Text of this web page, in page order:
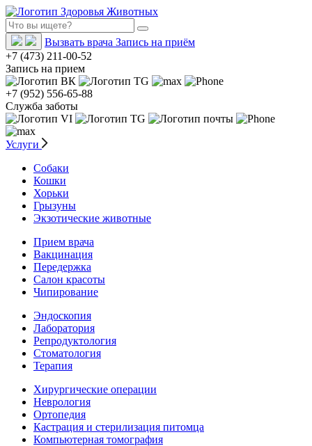
Вызвать врача Запись на приём
+7 (473) 211-00-52
Запись на прием
+7 (952) 556-65-88
Служба заботы
Услуги
Собаки
Кошки
Хорьки
Грызуны
Экзотические животные
Прием врача
Вакцинация
Передержка
Салон красоты
Чипирование
Эндоскопия
Лаборатория
Репродуктология
Стоматология
Терапия
Хирургические операции
Неврология
Ортопедия
Кастрация и стерилизация питомца
Компьютерная томография